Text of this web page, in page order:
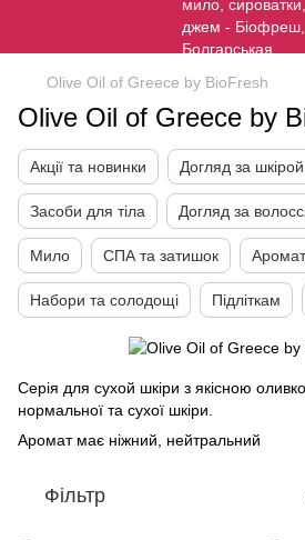
Olive Oil of Greece by BioFresh
Olive Oil of Greece by
Акції та новинки Догляд за
Засоби для тіла Догляд за
Мило СПА та затишок
Набори та солодощі Підліткам
Серія для сухой шкіри з якісною
нормальної та сухої шкіри.
Аромат має ніжний, нейтральний
Фільтр